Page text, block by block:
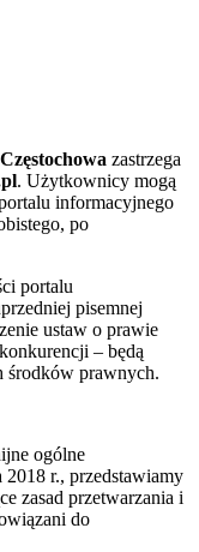
zastrzega
. Użytkownicy mogą
informacyjnego
po
portalu
pisemnej
ustaw o prawie
– będą
środków prawnych.
ogólne
2018 r., przedstawiamy
zasad przetwarzania i
do